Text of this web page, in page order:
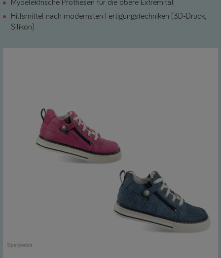
Myoelektrische Prothesen für die obere Extremität
Hilfsmittel nach modernsten Fertigungstechniken (3D-Druck,
Silikon)